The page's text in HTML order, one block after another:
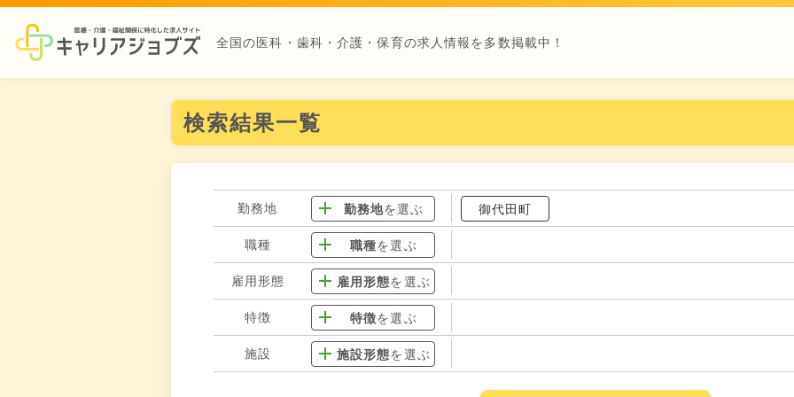
全国の医科・歯科・介護・保育の求人情報を多数掲載中！
検索結果一覧
勤務地 勤務地を選ぶ 御代田町
職種 職種を選ぶ
雇用形態 雇用形態を選ぶ
特徴 特徴を選ぶ
施設 施設形態を選ぶ